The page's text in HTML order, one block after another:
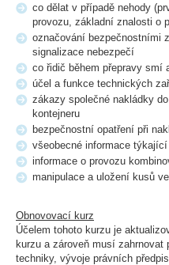
co dělat v případě nehody
provozu, základní znalosti o
označování bezpečnostními
signalizace nebezpečí
co řidič během přepravy smí
účel a funkce technických
zákazy společné nakládky
kontejneru
bezpečnostní opatření při
všeobecné informace
informace o provozu
manipulace a uložení kusů
Obnovovací kurz
Účelem tohoto kurzu je
kurzu a zároveň musí zahrnovat
techniky, vývoje právních